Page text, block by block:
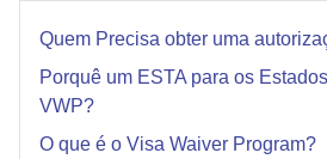
Quem Precisa obter uma
Porquê um ESTA para os
VWP?
O que é o Visa Waiver Program?